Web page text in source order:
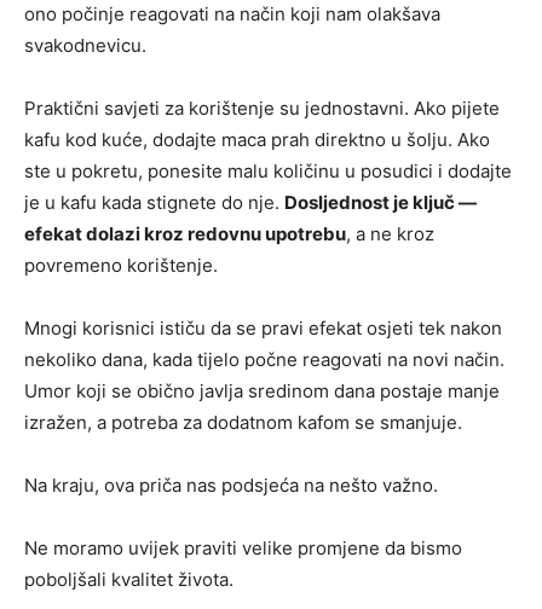
ono počinje reagovati na način koji nam olakšava
svakodnevicu.
Praktični savjeti za korištenje su jednostavni. Ako pijete
kafu kod kuće, dodajte maca prah direktno u šolju. Ako
ste u pokretu, ponesite malu količinu u posudici i dodajte
je u kafu kada stignete do nje. Dosljednost je ključ —
efekat dolazi kroz redovnu upotrebu, a ne kroz
povremeno korištenje.
Mnogi korisnici ističu da se pravi efekat osjeti tek nakon
nekoliko dana, kada tijelo počne reagovati na novi način.
Umor koji se obično javlja sredinom dana postaje manje
izražen, a potreba za dodatnom kafom se smanjuje.
Na kraju, ova priča nas podsjeća na nešto važno.
Ne moramo uvijek praviti velike promjene da bismo
poboljšali kvalitet života.